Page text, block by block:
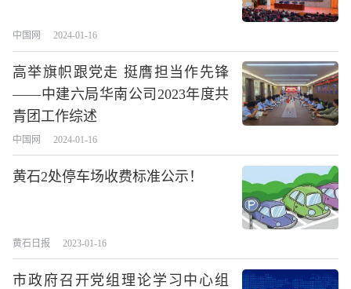
中国网 2024-01-16
高举旗帜跟党走 挺膺担当作先锋
——中建六局华南公司2023年度共
青团工作综述
中国网 2024-01-16
黄石2处停车场收费标准公示！
黄石日报 2023-01-16
市政府召开党组理论学习中心组
长按图片识别二维